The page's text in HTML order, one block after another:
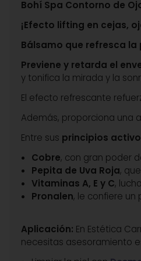
Bohí Spa Contorno de
¡Efecto lifting en cejas,
Bálsamo que refresca la
Previene y retarda el
y tonifica la mirada y la
El efecto refrescante
Además, proporciona una
Entre sus principios
Cobre, con gran poder
Pepita de Uva Roja,
Vitaminas A, E y C,
Pronalen, le confiere
Aplicación: En Estética
necesitas asesoramiento